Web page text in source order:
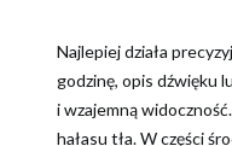
Najlepiej działa
godzinę, opis dźwięku
i wzajemną
hałasu tła. W części